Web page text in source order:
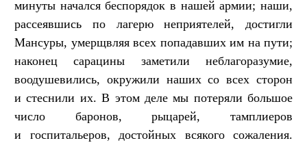
минуты начался беспорядок в нашей армии; наши,
рассеявшись по лагерю неприятелей, достигли
Мансуры, умерщвляя всех попадавших им на пути;
наконец сарацины заметили неблагоразумие,
воодушевились, окружили наших со всех сторон
и стеснили их. В этом деле мы потеряли большое
число баронов, рыцарей, тамплиеров
и госпитальеров, достойных всякого сожаления.